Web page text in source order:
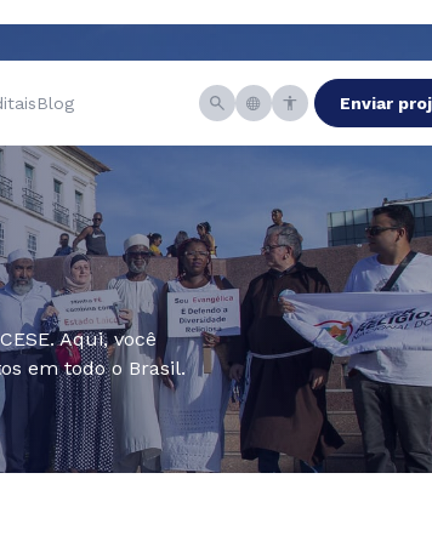
Blog Enviar
Aqui, você
em todo o Brasil.